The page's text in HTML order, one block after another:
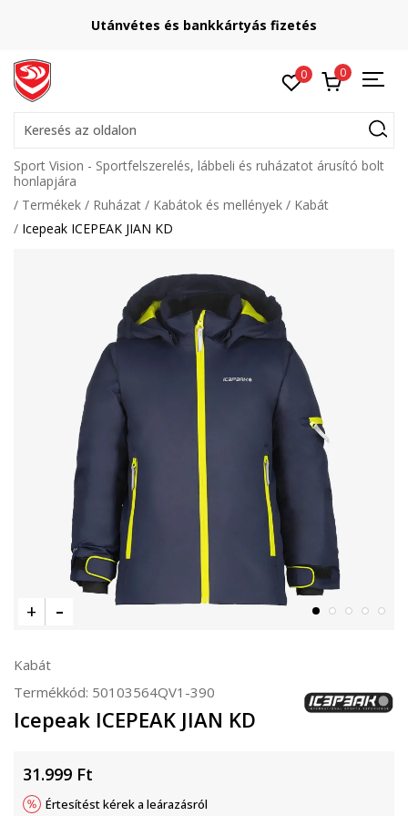
Utánvétes és bankkártyás fizetés
0 0
Keresés az oldalon
Sport Vision - Sportfelszerelés, lábbeli és ruházatot árusító bolt
honlapjára
Termékek
Ruházat Kabátok és mellények
Kabát
Icepeak ICEPEAK JIAN KD
Kabát
Termékkód: 50103564QV1-390
Icepeak ICEPEAK JIAN KD
31.999 Ft
Értesítést kérek a leárazásról